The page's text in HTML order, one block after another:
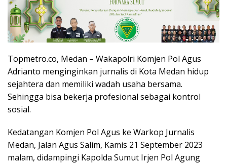
Topmetro.co, Medan – Wakapolri Komjen Pol Agus
Adrianto menginginkan jurnalis di Kota Medan hidup
sejahtera dan memiliki wadah usaha bersama.
Sehingga bisa bekerja profesional sebagai kontrol
sosial.
Kedatangan Komjen Pol Agus ke Warkop Jurnalis
Medan, Jalan Agus Salim, Kamis 21 September 2023
malam, didampingi Kapolda Sumut Irjen Pol Agung